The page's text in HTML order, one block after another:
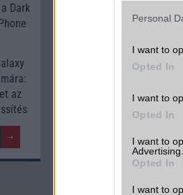
Personal
I want to
Opted In
I want to
Opted In
I want to
Advertising.
Opted In
I want to
Dark
az